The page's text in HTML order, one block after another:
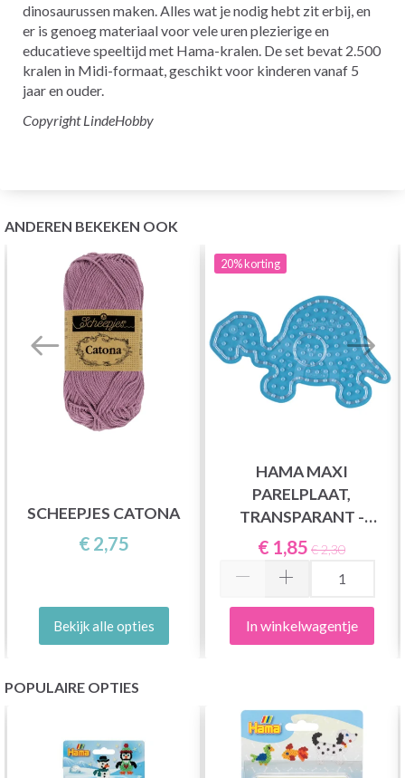
dinosaurussen maken. Alles wat je nodig hebt zit erbij, en
er is genoeg materiaal voor vele uren plezierige en
educatieve speeltijd met Hama-kralen. De set bevat 2.500
kralen in Midi-formaat, geschikt voor kinderen vanaf 5
jaar en ouder.
Copyright LindeHobby
ANDEREN BEKEKEN OOK
SCHEEPJES CATONA
€ 2,75
Bekijk alle opties
20%korting
HAMA MAXI
PARELPLAAT,
TRANSPARANT -
SCHILDPAD 8210
€ 1,85 € 2,30
In winkelwagentje
POPULAIRE OPTIES